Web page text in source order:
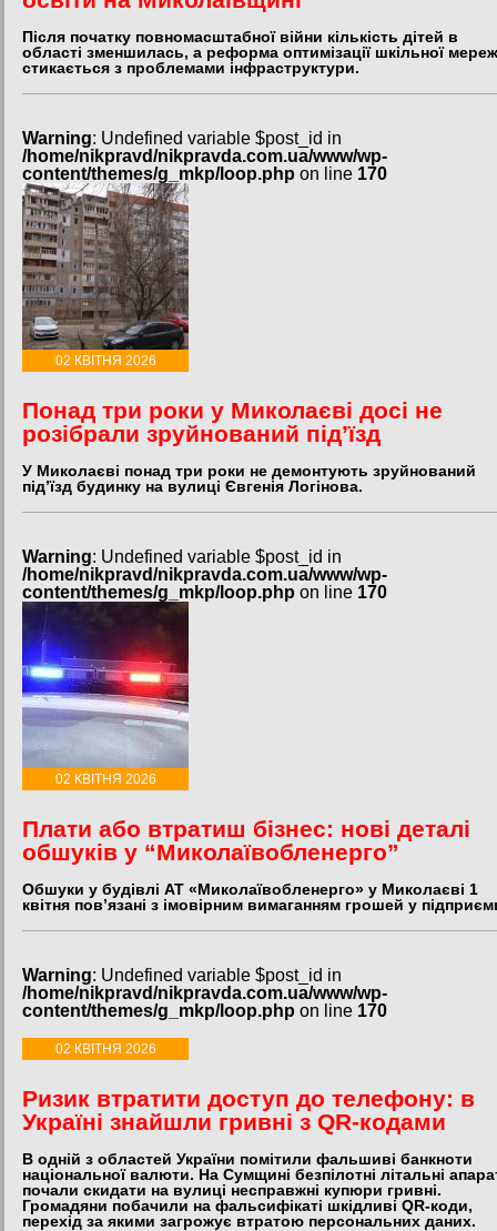
Після початку повномасштабної війни кількість дітей в
області зменшилась, а реформа оптимізації шкільної
стикається з проблемами інфраструктури.
Warning: Undefined variable $post_id in
/home/nikpravd/nikpravda.com.ua/www/wp-
content/themes/g_mkp/loop.php on line 170
02 КВІТНЯ 2026
Понад три роки у Миколаєві досі не
розібрали зруйнований під’їзд
У Миколаєві понад три роки не демонтують зруйнований
під’їзд будинку на вулиці Євгенія Логінова.
Warning: Undefined variable $post_id in
/home/nikpravd/nikpravda.com.ua/www/wp-
content/themes/g_mkp/loop.php on line 170
02 КВІТНЯ 2026
Плати або втратиш бізнес: нові деталі
обшуків у “Миколаївобленерго”
Обшуки у будівлі АТ «Миколаївобленерго» у Миколаєві 1
квітня пов’язані з імовірним вимаганням грошей у
Warning: Undefined variable $post_id in
/home/nikpravd/nikpravda.com.ua/www/wp-
content/themes/g_mkp/loop.php on line 170
02 КВІТНЯ 2026
Ризик втратити доступ до телефону: в
Україні знайшли гривні з QR-кодами
В одній з областей України помітили фальшиві банкноти
національної валюти. На Сумщині безпілотні літальні
почали скидати на вулиці несправжні купюри гривні.
Громадяни побачили на фальсифікаті шкідливі QR-коди,
перехід за якими загрожує втратою персональних даних.